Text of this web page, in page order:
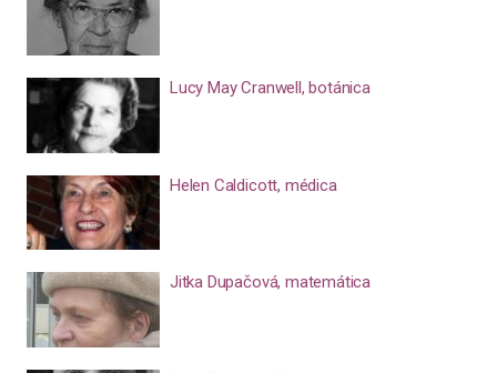
Lucy May Cranwell, botánica
Helen Caldicott, médica
Jitka Dupačová, matemática